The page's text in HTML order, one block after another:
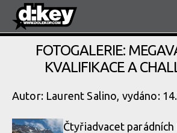
FOTOGALERIE:
KVALIFIKACE A
Autor: Laurent Salino, vydáno:
Čtyřiadvacet